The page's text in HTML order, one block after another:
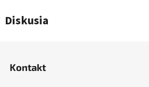
Diskusia
Kontakt